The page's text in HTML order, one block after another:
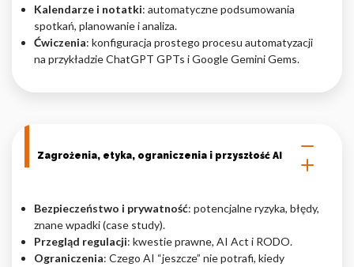
Kalendarze i notatki: automatyczne podsumowania
spotkań, planowanie i analiza.
Ćwiczenia: konfiguracja prostego procesu automatyzacji
na przykładzie ChatGPT GPTs i Google Gemini Gems.
Zagrożenia, etyka, ograniczenia i przyszłość AI
Bezpieczeństwo i prywatność: potencjalne ryzyka, błędy,
znane wpadki (case study).
Przegląd regulacji: kwestie prawne, AI Act i RODO.
Ograniczenia: Czego AI “jeszcze” nie potrafi, kiedy